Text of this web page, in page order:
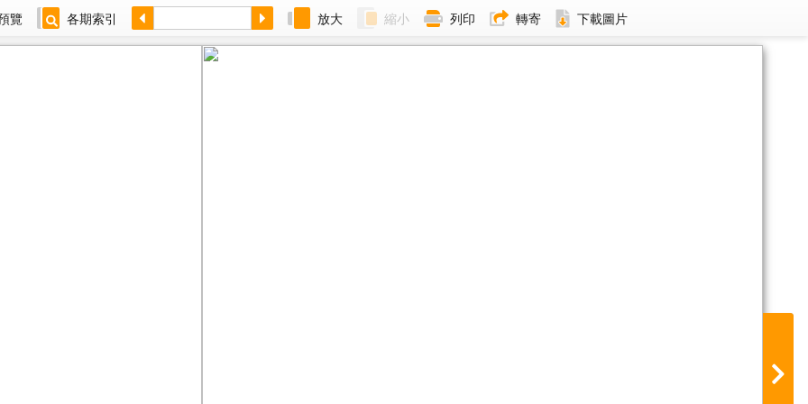
覽 各期索引 放大 縮小 列印 轉寄 下載圖片